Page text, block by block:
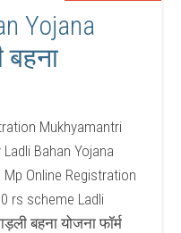
Yojana
बहना
Mukhyamantri
Bahan Yojana
Online Registration
rs scheme Ladli
बहना योजना फॉर्म